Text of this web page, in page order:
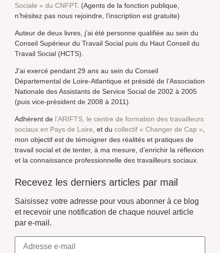
Sociale » du CNFPT. (Agents de la fonction publique,
n’hésitez pas nous rejoindre, l’inscription est gratuite)
Auteur de deux livres, j’ai été personne qualifiée au sein du
Conseil Supérieur du Travail Social puis du Haut Conseil du
Travail Social (HCTS).
J’ai exercé pendant 29 ans au sein du Conseil
Départemental de Loire-Atlantique et présidé de l’Association
Nationale des Assistants de Service Social de 2002 à 2005
(puis vice-président de 2008 à 2011).
Adhérent de l’ARIFTS, le centre de formation des travailleurs
sociaux en Pays de Loire, et du collectif « Changer de Cap »,
mon objectif est de témoigner des réalités et pratiques de
travail social et de tenter, à ma mesure, d’enrichir la réflexion
et la connaissance professionnelle des travailleurs sociaux.
Recevez les derniers articles par mail
Saisissez votre adresse pour vous abonner à ce blog
et recevoir une notification de chaque nouvel article
par e-mail.